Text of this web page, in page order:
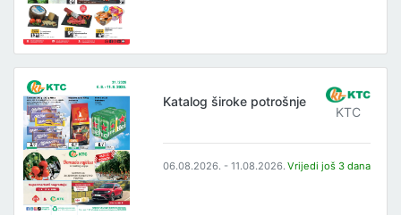
Katalog široke potrošnje
KTC
06.08.2026. - 11.08.2026. Vrijedi još 3 dana